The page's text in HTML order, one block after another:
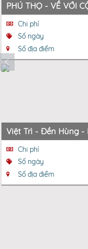
Chi phí
Số ngày
Số địa điểm
Chi phí
Số ngày
Số địa điểm